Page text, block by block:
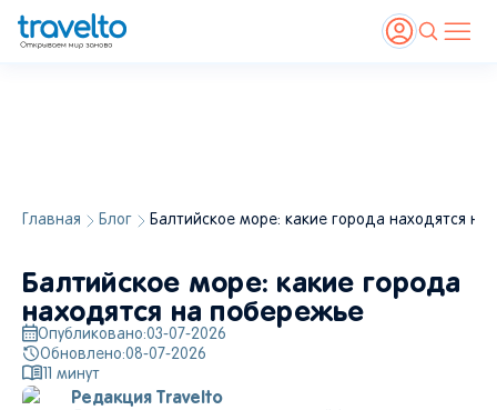
Главная Блог Балтийское море: какие города находятся на
Балтийское море: какие города
находятся на побережье
Опубликовано:03-07-2026
Обновлено:08-07-2026
11 минут
Редакция Travelto